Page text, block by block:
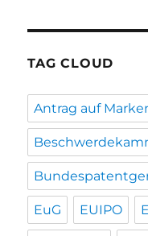
TAG CLOUD
Antrag auf
EuG EUIPO